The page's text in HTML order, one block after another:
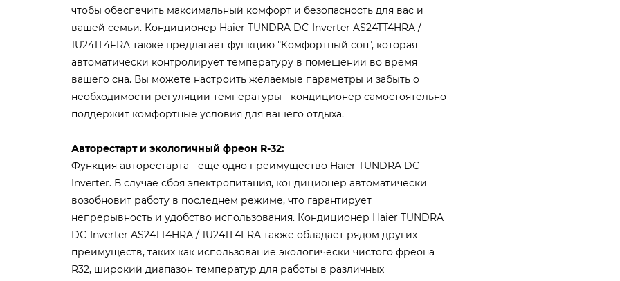
чтобы обеспечить максимальный комфорт и безопасность для вас и
вашей семьи. Кондиционер Haier TUNDRA DC-Inverter AS24TT4HRA /
1U24TL4FRA также предлагает функцию "Комфортный сон", которая
автоматически контролирует температуру в помещении во время
вашего сна. Вы можете настроить желаемые параметры и забыть о
необходимости регуляции температуры - кондиционер самостоятельно
поддержит комфортные условия для вашего отдыха.
Авторестарт и экологичный фреон R-32:
Функция авторестарта - еще одно преимущество Haier TUNDRA DC-
Inverter. В случае сбоя электропитания, кондиционер автоматически
возобновит работу в последнем режиме, что гарантирует
непрерывность и удобство использования. Кондиционер Haier TUNDRA
DC-Inverter AS24TT4HRA / 1U24TL4FRA также обладает рядом других
преимуществ, таких как использование экологически чистого фреона
R32, широкий диапазон температур для работы в различных